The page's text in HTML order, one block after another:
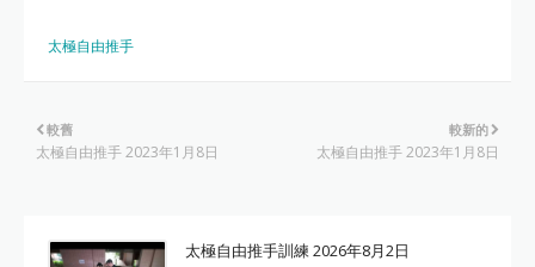
太極自由推手
較新的
太極自由推手 2023年1月8日
較舊
太極自由推手 2023年1月8日
太極自由推手訓練 2026年8月2日